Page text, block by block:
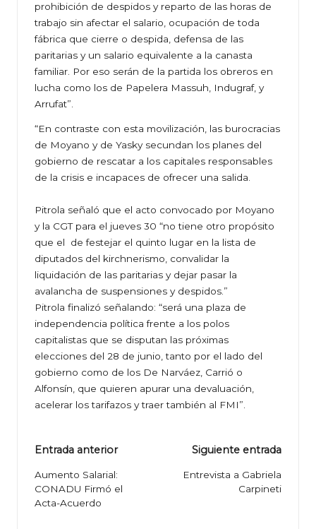
prohibición de despidos y reparto de las horas de
trabajo sin afectar el salario, ocupación de toda
fábrica que cierre o despida, defensa de las
paritarias y un salario equivalente a la canasta
familiar. Por eso serán de la partida los obreros en
lucha como los de Papelera Massuh, Indugraf, y
Arrufat”.
“En contraste con esta movilización, las burocracias
de Moyano y de Yasky secundan los planes del
gobierno de rescatar a los capitales responsables
de la crisis e incapaces de ofrecer una salida.
Pitrola señaló que el acto convocado por Moyano
y la CGT para el jueves 30 “no tiene otro propósito
que el de festejar el quinto lugar en la lista de
diputados del kirchnerismo, convalidar la
liquidación de las paritarias y dejar pasar la
avalancha de suspensiones y despidos.”
Pitrola finalizó señalando: “será una plaza de
independencia política frente a los polos
capitalistas que se disputan las próximas
elecciones del 28 de junio, tanto por el lado del
gobierno como de los De Narváez, Carrió o
Alfonsín, que quieren apurar una devaluación,
acelerar los tarifazos y traer también al FMI”.
Navegación
de
entradas
Entrada anterior
Aumento Salarial:
CONADU Firmó el
Acta-Acuerdo
Siguiente entrada
Entrevista a Gabriela
Carpineti